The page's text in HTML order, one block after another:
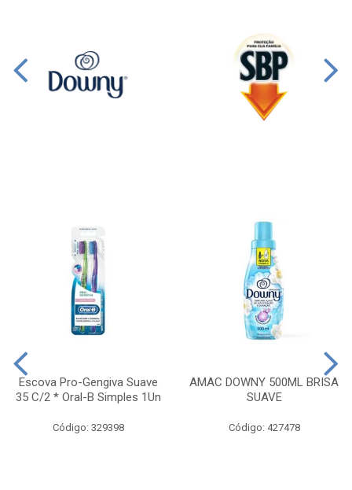
Escova Pro-Gengiva Suave
35 C/2 * Oral-B Simples 1Un
Código: 329398
AMAC DOWNY 500ML BRISA
SUAVE
Código: 427478